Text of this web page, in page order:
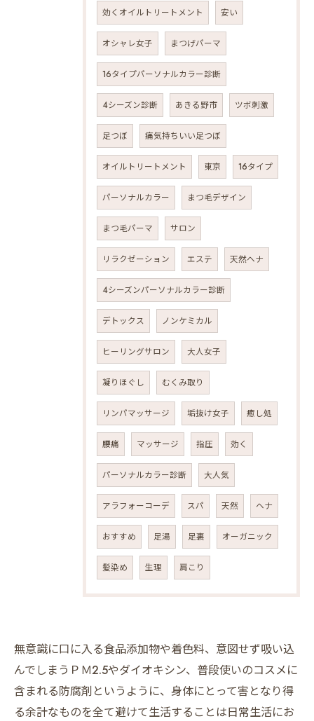
効くオイルトリートメント 安い
オシャレ女子 まつげパーマ
16タイプパーソナルカラー診断
4シーズン診断 あきる野市 ツボ刺激
足つぼ 痛気持ちいい足つぼ
オイルトリートメント 東京 16タイプ
パーソナルカラー まつ毛デザイン
まつ毛パーマ サロン
リラクゼーション エステ 天然ヘナ
4シーズンパーソナルカラー診断
デトックス ノンケミカル
ヒーリングサロン 大人女子
凝りほぐし むくみ取り
リンパマッサージ 垢抜け女子 癒し処
腰痛 マッサージ 指圧 効く
パーソナルカラー診断 大人気
アラフォーコーデ スパ 天然 ヘナ
おすすめ 足湯 足裏 オーガニック
髪染め 生理 肩こり
無意識に口に入る食品添加物や着色料、意図せず吸い込
んでしまうＰＭ2.5やダイオキシン、普段使いのコスメに
含まれる防腐剤というように、身体にとって害となり得
る余計なものを全て避けて生活することは日常生活にお